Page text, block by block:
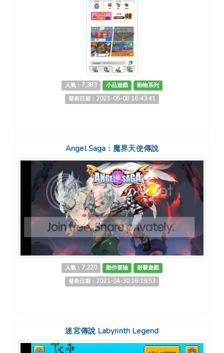
人氣：7,383 小品遊戲
動物系列
發表日期：2021-05-08 16:43:41
Angel Saga：魔界天使傳說
人氣：7,220 動作冒險
射擊遊戲
發表日期：2021-04-30 16:19:53
迷宮傳說 Labyrinth Legend